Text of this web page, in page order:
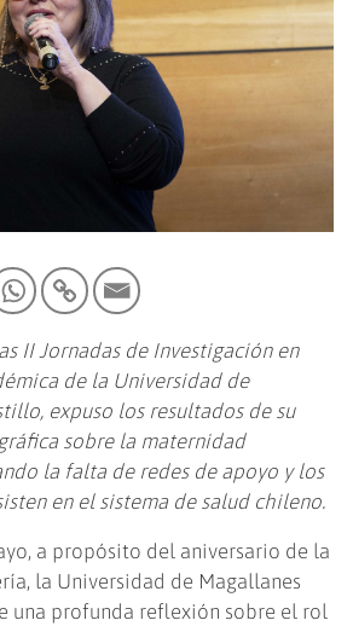
II Jornadas de Investigación en
de la Universidad de
expuso los resultados de su
sobre la maternidad
la falta de redes de apoyo y los
en el sistema de salud chileno.
a propósito del aniversario de la
la Universidad de Magallanes
una profunda reflexión sobre el rol